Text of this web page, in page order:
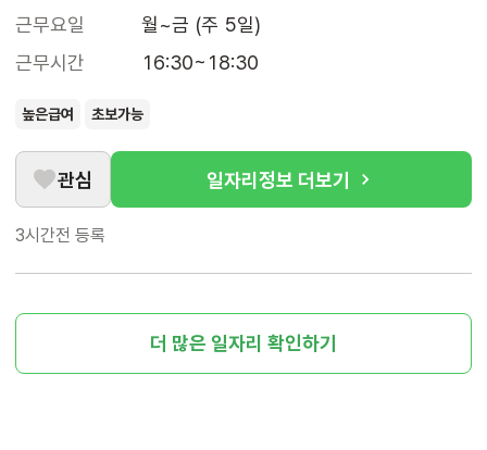
근무요일
월~금 (주 5일)
근무시간
16:30~18:30
높은급여 초보가능
관심 일자리정보 더보기
3시간전 등록
더 많은 일자리 확인하기